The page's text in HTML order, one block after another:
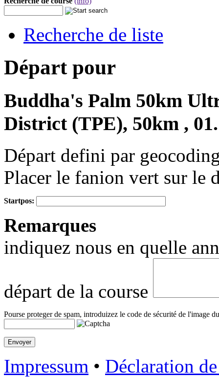
Recherche de liste
Départ pour
Buddha's Palm 50km
District (TPE), 50km ,
Départ defini par
Placer le fanion vert sur le
−
Startpos:
Remarques
indiquez nous en quelle
départ de la course
Pourse proteger de spam, introduizez le code de sécurité de l'image
Impressum • Déclaration